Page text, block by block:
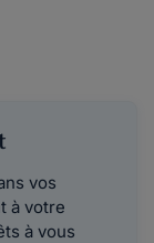
vos
à votre
à vous